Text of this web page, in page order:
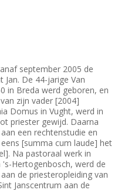
september 2005 de
Jan. De 44-jarige Van
in Breda werd geboren, en
zijn vader [2004]
Domus in Vught, werd in
priester gewijd. Daarna
een rechtenstudie en
[summa cum laude] het
Na pastoraal werk in
's-Hertogenbosch, werd de
de priesteropleiding van
Janscentrum aan de